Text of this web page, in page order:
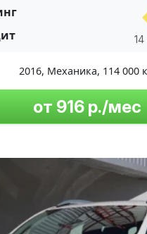
2016, Механика, 114 000
от 916 р./мес